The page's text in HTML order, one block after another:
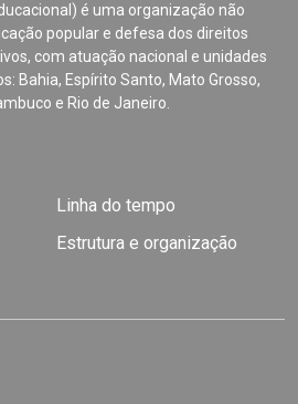
é uma organização não
popular e defesa dos direitos
com atuação nacional e unidades
Bahia, Espírito Santo, Mato Grosso,
e Rio de Janeiro.
Linha do tempo
Estrutura e organização